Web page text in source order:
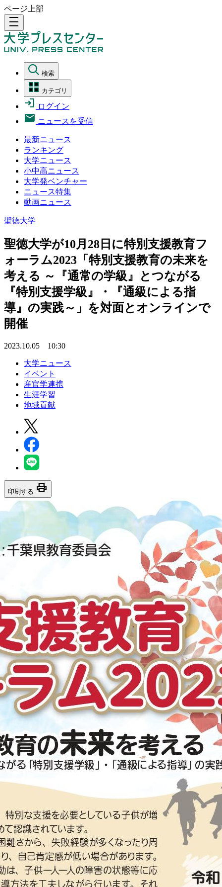
ページ上部
density_medium
検索
カテゴリ
ログイン
ニュースを受信
最新ニュース
ランキング
大学ニュース
小中高ニュース
大学発ベンチャー
ニュース特集
動画ニュース
聖徳大学
聖徳大学が10月28日に特別支援教育フ
ォーラム2023「特別支援教育の未来を
考える ～『通常の学級』とつながる
『特別支援学級』・『通級による指
導』の実践～」を対面とオンラインで
開催
2023.10.05 10:30
大学ニュース
イベント
産官学連携
生涯学習
地域貢献
印刷する print